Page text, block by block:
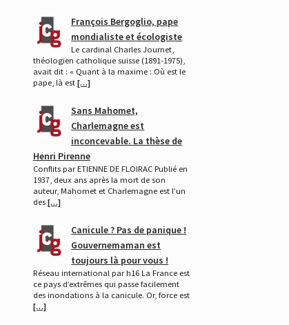
François Bergoglio, pape
mondialiste et écologiste
Le cardinal Charles Journet,
théologien catholique suisse (1891-1975),
avait dit : « Quant à la maxime : Où est le
pape, là est […]
Sans Mahomet,
Charlemagne est
inconcevable. La thèse de
Henri Pirenne
Conflits par ETIENNE DE FLOIRAC Publié en
1937, deux ans après la mort de son
auteur, Mahomet et Charlemagne est l’un
des […]
Canicule ? Pas de panique !
Gouvernemaman est
toujours là pour vous !
Réseau international par h16 La France est
ce pays d’extrêmes qui passe facilement
des inondations à la canicule. Or, force est
[…]